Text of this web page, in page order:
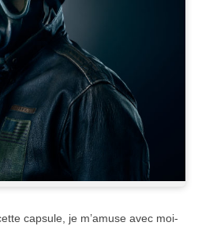
capsule, je m’amuse avec moi-